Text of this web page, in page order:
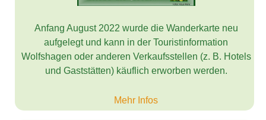
Anfang August 2022 wurde die Wanderkarte neu
aufgelegt und kann in der Touristinformation
Wolfshagen oder anderen Verkaufsstellen (z. B. Hotels
und Gaststätten) käuflich erworben werden.
Mehr Infos